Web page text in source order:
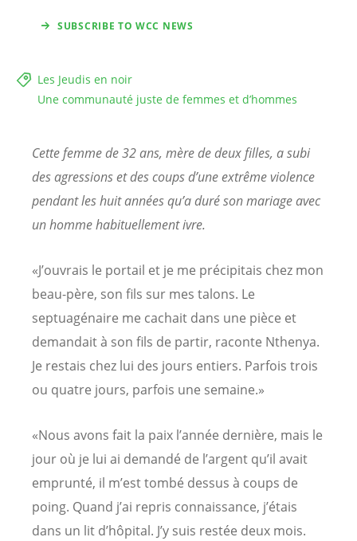
SUBSCRIBE TO WCC NEWS
Les Jeudis en noir
Une communauté juste de femmes et d’hommes
Cette femme de 32 ans, mère de deux filles, a subi
des agressions et des coups d’une extrême violence
pendant les huit années qu’a duré son mariage avec
un homme habituellement ivre.
«J’ouvrais le portail et je me précipitais chez mon
beau-père, son fils sur mes talons. Le
septuagénaire me cachait dans une pièce et
demandait à son fils de partir, raconte Nthenya.
Je restais chez lui des jours entiers. Parfois trois
ou quatre jours, parfois une semaine.»
«Nous avons fait la paix l’année dernière, mais le
jour où je lui ai demandé de l’argent qu’il avait
emprunté, il m’est tombé dessus à coups de
poing. Quand j’ai repris connaissance, j’étais
dans un lit d’hôpital. J’y suis restée deux mois.